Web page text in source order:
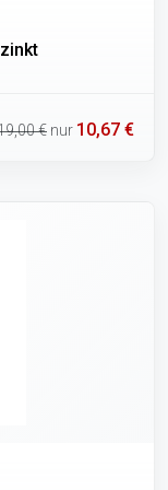
€ nur 10,67 €